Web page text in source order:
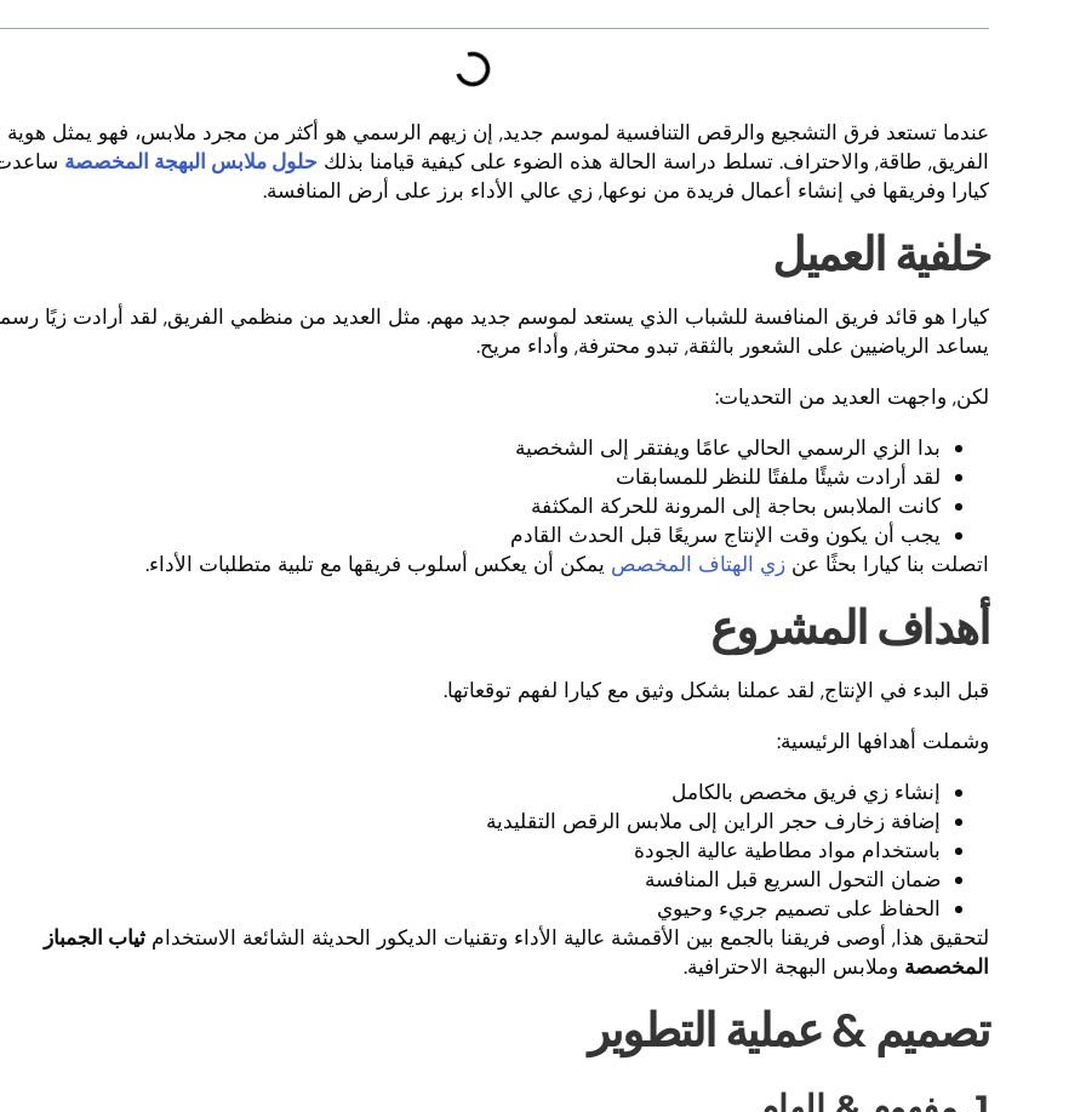
عندما تستعد فرق التشجيع والرقص التنافسية لموسم جديد, إن زيهم الرسمي هو أكثر من مجرد ملابس، فهو يمثل هوية
الفريق, طاقة, والاحتراف. تسلط دراسة الحالة هذه الضوء على كيفية قيامنا بذلك حلول ملابس البهجة المخصصة
كيارا وفريقها في إنشاء أعمال فريدة من نوعها, زي عالي الأداء برز على أرض المنافسة.
خلفية العميل
كيارا هو قائد فريق المنافسة للشباب الذي يستعد لموسم جديد مهم. مثل العديد من منظمي الفريق, لقد أرادت زيًا
يساعد الرياضيين على الشعور بالثقة, تبدو محترفة, وأداء مريح.
لكن, واجهت العديد من التحديات:
بدا الزي الرسمي الحالي عامًا ويفتقر إلى الشخصية
لقد أرادت شيئًا ملفتًا للنظر للمسابقات
كانت الملابس بحاجة إلى المرونة للحركة المكثفة
يجب أن يكون وقت الإنتاج سريعًا قبل الحدث القادم
اتصلت بنا كيارا بحثًا عن زي الهتاف المخصص يمكن أن يعكس أسلوب فريقها مع تلبية متطلبات الأداء.
أهداف المشروع
قبل البدء في الإنتاج, لقد عملنا بشكل وثيق مع كيارا لفهم توقعاتها.
وشملت أهدافها الرئيسية:
إنشاء زي فريق مخصص بالكامل
إضافة زخارف حجر الراين إلى ملابس الرقص التقليدية
باستخدام مواد مطاطية عالية الجودة
ضمان التحول السريع قبل المنافسة
الحفاظ على تصميم جريء وحيوي
لتحقيق هذا, أوصى فريقنا بالجمع بين الأقمشة عالية الأداء وتقنيات الديكور الحديثة الشائعة الاستخدام ثياب الجمباز
المخصصة وملابس البهجة الاحترافية.
تصميم & عملية التطوير